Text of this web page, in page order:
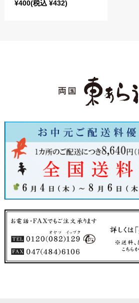
¥400(税込 ¥432)